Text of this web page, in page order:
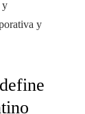
y
y